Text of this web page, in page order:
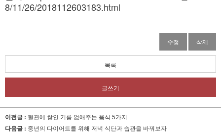
8/11/26/2018112603183.html
수정 삭제
목록
글쓰기
이전글 : 혈관에 쌓인 기름 없애주는 음식 5가지
다음글 : 중년의 다이어트를 위해 저녁 식단과 습관을 바꿔보자